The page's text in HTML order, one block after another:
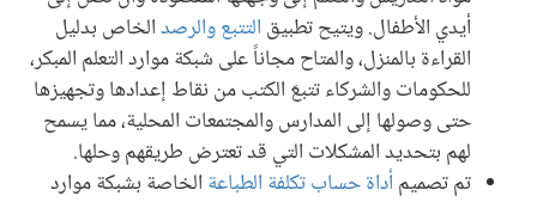
أيدي الأطفال. ويتيح تطبيق التتبع والرصدالخاص بدليل
القراءة بالمنزل، والمتاح مجاناً على شبكة موارد التعلم المبكر،
للحكومات والشركاء تتبعَ الكتب من نقاط إعدادها وتجهيزها
حتى وصولها إلى المدارس والمجتمعات المحلية، مما يسمح
لهم بتحديد المشكلات التي قد تعترض طريقهم وحلها.
تم تصميم أداة حساب تكلفة الطباعة الخاصة بشبكة موارد